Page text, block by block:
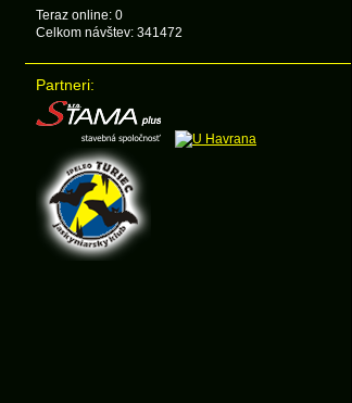
Teraz online: 0
Celkom návštev: 341472
Partneri: